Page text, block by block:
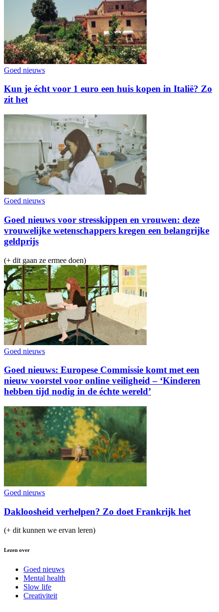
Goed nieuws
Kun je écht voor 1 euro een huis kopen in Italië? Zo
zit het
Goed nieuws
Goed nieuws voor stresskippen en vrouwen: deze
vrouwelijke wetenschappers kregen een belangrijke
geldprijs
(+ dit gaan ze ermee doen)
Goed nieuws
Goed nieuws: Europese Commissie komt met een
nieuw voorstel voor online veiligheid – ‘Kinderen
hebben tijd nodig in de échte wereld’
Goed nieuws
Dakloosheid verhelpen? Zo doet Frankrijk het
(+ dit kunnen we ervan leren)
Lezen over
Goed nieuws
Mental health
Slow life
Creativiteit